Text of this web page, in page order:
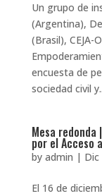
Un grupo de
(Argentina),
(Brasil), CEJA-
encuesta de
sociedad civil
Mesa
por el Acceso
by admin | Dic
El 16 de